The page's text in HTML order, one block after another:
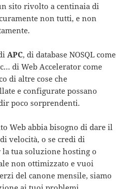
sito rivolto a centinaia di
non tutti, e non
APC, di database NOSQL come
di Web Accelerator come
di altre cose che
e configurate possano
poco sorprendenti.
Web abbia bisogno di dare il
velocità, o se credi di
tua soluzione hosting o
non ottimizzato e vuoi
del canone mensile, siamo